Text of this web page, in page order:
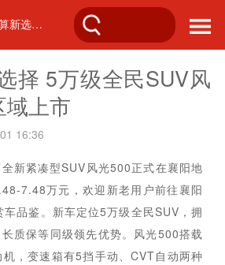
实用划算新选择 5万级全民SUV风光500襄阳区域上市
择 5万级全民SUV风
上市
16:36
新紧凑型SUV风光500正式在襄阳地
7.48万元，欢迎新老用户前往襄阳
品鉴。新车定位5万级全民SUV，拥
质保等同级领先优势。风光500搭载
，变速箱有5挡手动、CVT自动两种